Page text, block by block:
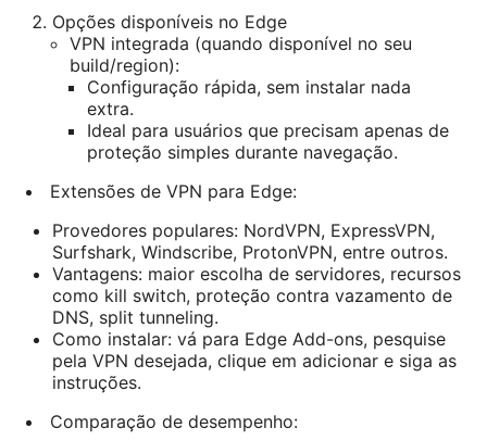
Opções disponíveis no Edge
VPN integrada (quando disponível no seu
build/region):
Configuração rápida, sem instalar nada
extra.
Ideal para usuários que precisam apenas de
proteção simples durante navegação.
Extensões de VPN para Edge:
Provedores populares: NordVPN, ExpressVPN,
Surfshark, Windscribe, ProtonVPN, entre outros.
Vantagens: maior escolha de servidores, recursos
como kill switch, proteção contra vazamento de
DNS, split tunneling.
Como instalar: vá para Edge Add-ons, pesquise
pela VPN desejada, clique em adicionar e siga as
instruções.
Comparação de desempenho: